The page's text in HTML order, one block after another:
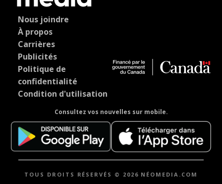
Nous joindre
À propos
Carrières
Publicités
Politique de
confidentialité
Condition d'utilisation
Consultez vos nouvelles sur mobile.
TOUS DROITS RÉSERVÉS © 2026 NÉOMEDIA.COM